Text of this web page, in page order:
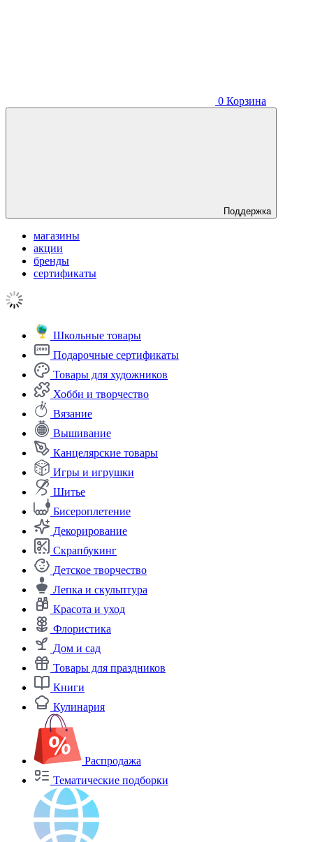
0 Корзина
Поддержка
магазины
акции
бренды
сертификаты
Школьные товары
Подарочные сертификаты
Товары для художников
Хобби и творчество
Вязание
Вышивание
Канцелярские товары
Игры и игрушки
Шитье
Бисероплетение
Декорирование
Скрапбукинг
Детское творчество
Лепка и скульптура
Красота и уход
Флористика
Дом и сад
Товары для праздников
Книги
Кулинария
Распродажа
Тематические подборки